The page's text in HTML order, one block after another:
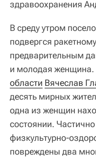
здравоохранения
В среду утром
подвергся
предварительным
и молодая женщина.
области Вячеслав
десять мирных
одна из женщин
состоянии.
физкультурно-
повреждены два